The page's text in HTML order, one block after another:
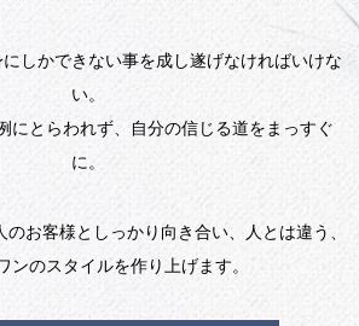
しかできない事を成し遂げなければいけな
い。
にとらわれず、自分の信じる道をまっすぐ
に。
のお客様としっかり向き合い、人とは違う、
ンのスタイルを作り上げます。